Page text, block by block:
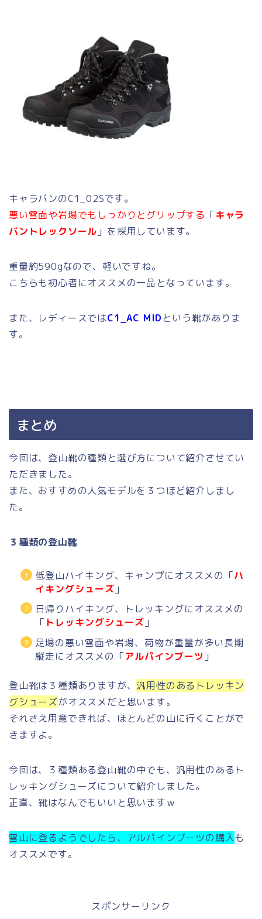
キャラバンのC1_02Sです。
悪い雪面や岩場でもしっかりとグリップする 「キャラ
バントレックソール 」を採用しています。
重量約590gなので、軽いですね。
こちらも初心者にオススメの一品となっています。
また、レディースではC1_AC MIDという靴がありま
す。
まとめ
今回は、登山靴の種類と選び方について紹介させてい
ただきました。
また、おすすめの人気モデルを３つほど紹介しまし
た。
３種類の登山靴
低登山ハイキング、キャンプにオススメの「ハ
イキングシューズ 」
日帰りハイキング、トレッキングにオススメの
「 トレッキングシューズ 」
足場の悪い雪面や岩場、荷物が重量が多い長期
縦走にオススメの「アルパインブーツ 」
登山靴は３種類ありますが、 汎用性のあるトレッキン
グシューズがオススメだと思います。
それさえ用意できれば、ほとんどの山に行くことがで
きますよ。
今回は、３種類ある登山靴の中でも、汎用性のあるト
レッキングシューズについて紹介しました。
正直、靴はなんでもいいと思いますｗ
雪山に登るようでしたら、アルパインブーツの購入も
オススメです。
スポンサーリンク